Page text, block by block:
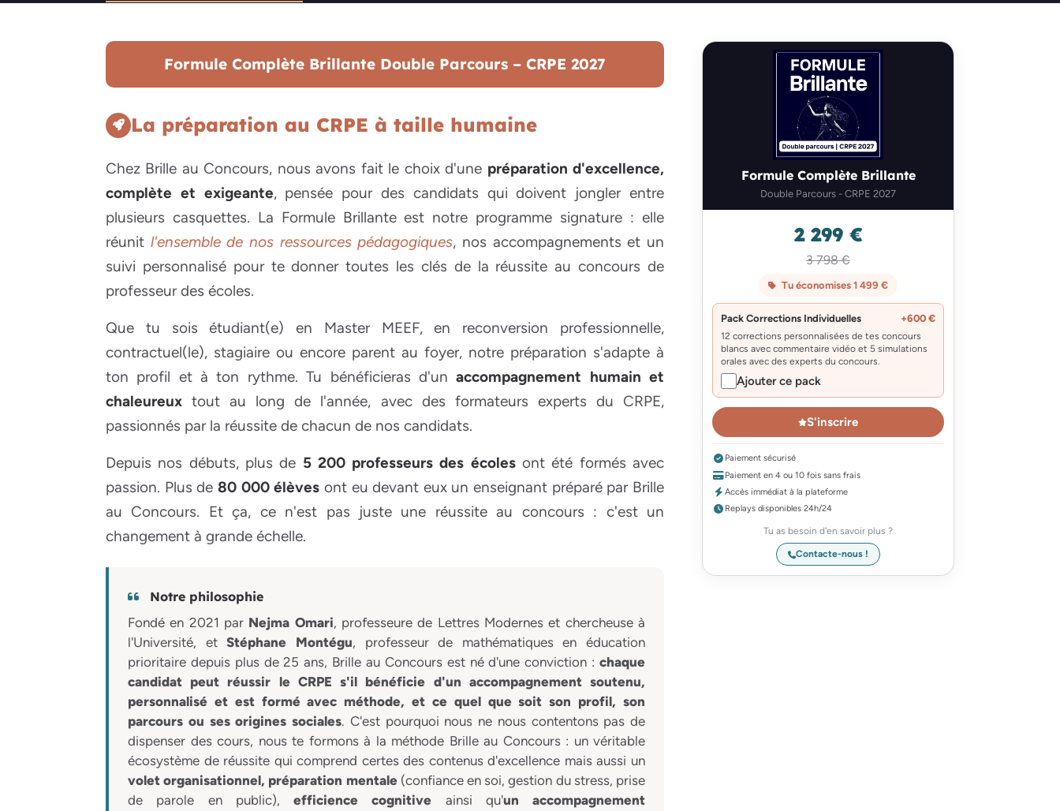
Formule Complète Brillante Double Parcours – CRPE 2027
La préparation au CRPE à taille humaine
Chez Brille au Concours, nous avons fait le choix d'une préparation d'excellence,
complète et exigeante, pensée pour des candidats qui doivent jongler entre
plusieurs casquettes. La Formule Brillante est notre programme signature : elle
réunit l'ensemble de nos ressources pédagogiques, nos accompagnements et un
suivi personnalisé pour te donner toutes les clés de la réussite au concours de
professeur des écoles.
Que tu sois étudiant(e) en Master MEEF, en reconversion professionnelle,
contractuel(le), stagiaire ou encore parent au foyer, notre préparation s'adapte à
ton profil et à ton rythme. Tu bénéficieras d'unaccompagnement humain et
chaleureux tout au long de l'année, avec des formateurs experts du CRPE,
passionnés par la réussite de chacun de nos candidats.
Depuis nos débuts, plus de 5 200 professeurs des écolesont été formés avec
passion. Plus de 80 000 élèves ont eu devant eux un enseignant préparé par Brille
au Concours. Et ça, ce n'est pas juste une réussite au concours : c'est un
changement à grande échelle.
Notre philosophie
Fondé en 2021 par Nejma Omari, professeure de Lettres Modernes et chercheuse à
l'Université, etStéphane Montégu, professeur de mathématiques en éducation
prioritaire depuis plus de 25 ans, Brille au Concours est né d'une conviction : chaque
candidat peut réussir le CRPE s'il bénéficie d'un accompagnement soutenu,
personnalisé et est formé avec méthode, et ce quel que soit son profil, son
parcours ou ses origines sociales. C'est pourquoi nous ne nous contentons pas de
dispenser des cours, nous te formons à la méthode Brille au Concours : un véritable
écosystème de réussite qui comprend certes des contenus d'excellence mais aussi un
volet organisationnel, préparation mentale(confiance en soi, gestion du stress, prise
de parole en public), efficience cognitive ainsi qu'un accompagnement
Formule Complète Brillante
Double Parcours - CRPE 2027
2 299 €
3 798 €
Tu économises 1 499 €
Pack Corrections Individuelles +600 €
12 corrections personnalisées de tes concours
blancs avec commentaire vidéo et 5 simulations
orales avec des experts du concours.
Ajouter ce pack
S'inscrire
Paiement sécurisé
Paiement en 4 ou 10 fois sans frais
Accès immédiat à la plateforme
Replays disponibles 24h/24
Tu as besoin d'en savoir plus ?
Contacte-nous !